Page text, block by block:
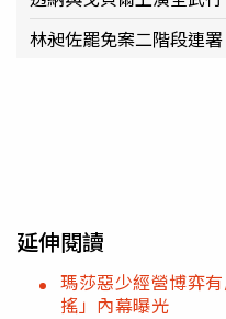
林昶佐罷免案二階段連
延伸閱讀
瑪莎惡少經營博弈
搖」內幕曝光